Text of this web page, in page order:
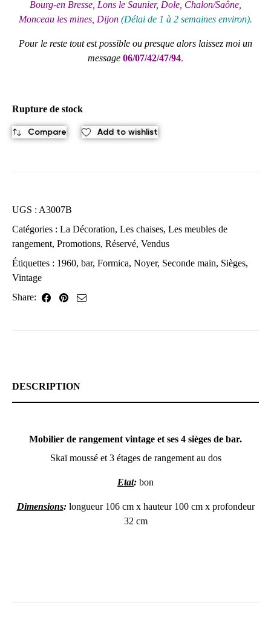
Bourg-en Bresse, Lons le Saunier, Dole, Chalon/Saône,
Monceau les mines, Dijon (Délai de 1 à 2 semaines environ).
Pour le reste tout est possible ou presque alors laissez moi un
message 06/07/42/47/94.
Rupture de stock
Compare Add to wishlist
UGS : A3007B
Catégories : La Décoration, Les chaises, Les meubles de
rangement, Promotions, Réservé, Vendus
Étiquettes : 1960, bar, Formica, Noyer, Seconde main, Sièges,
Vintage
Share:
DESCRIPTION
Mobilier de rangement vintage et ses 4 sièges de bar.
Skaï moussé et 3 étages de rangement au dos
Etat: bon
Dimensions: longueur 106 cm x hauteur 100 cm x profondeur
32 cm